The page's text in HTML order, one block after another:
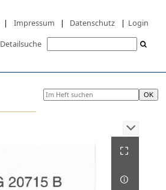
| Impressum | Datenschutz | Login
Detailsuche